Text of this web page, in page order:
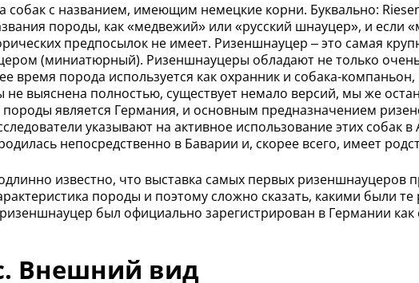
собак с названием, имеющим немецкие корни. Буквально:
породы, как «медвежий» или «русский шнауцер», и
предпосылок не имеет. Ризеншнауцер – это самая
(миниатюрный). Ризеншнауцеры обладают не только
время порода используется как охранник и собака-
выяснена полностью, существует немало версий, мы же
является Германия, и основным предназначением
указывают на активное использование этих собак
непосредственно в Баварии и, скорее всего, имеет
известно, что выставка самых первых
породы и поэтому сложно сказать, какими были
ризеншнауцер был официально зарегистрирован в Германии
Внешний вид